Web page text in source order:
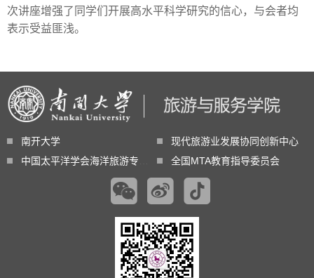
次讲座增强了同学们开展高水平科学研究的信心，与会者均
表示受益匪浅。
南开大学
现代旅游业发展协同创新中心
中国太平洋学会海洋旅游专业委员会
全国MTA教育指导委员会